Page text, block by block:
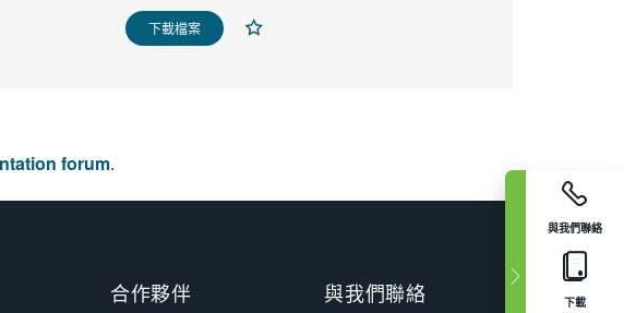
與我們聯絡
下載
下載檔案
forum.
合作夥伴 與我們聯絡